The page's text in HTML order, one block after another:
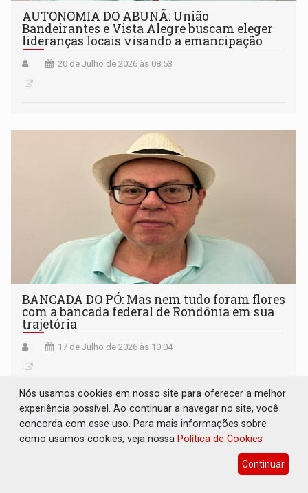
AUTONOMIA DO ABUNÃ: União
Bandeirantes e Vista Alegre buscam eleger
lideranças locais visando a emancipação
20 de Julho de 2026 às 08:53
BANCADA DO PÓ: Mas nem tudo foram flores
com a bancada federal de Rondônia em sua
trajetória
17 de Julho de 2026 às 10:04
Nós usamos cookies em nosso site para oferecer a melhor
experiência possível. Ao continuar a navegar no site, você
concorda com esse uso. Para mais informações sobre
como usamos cookies, veja nossa Política de Cookies
Continuar